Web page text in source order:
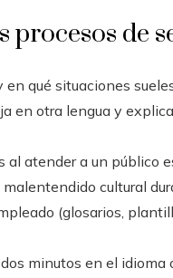
procesos de
qué situaciones
en otra lengua y
al atender a un público
cultural
(glosarios,
minutos en el